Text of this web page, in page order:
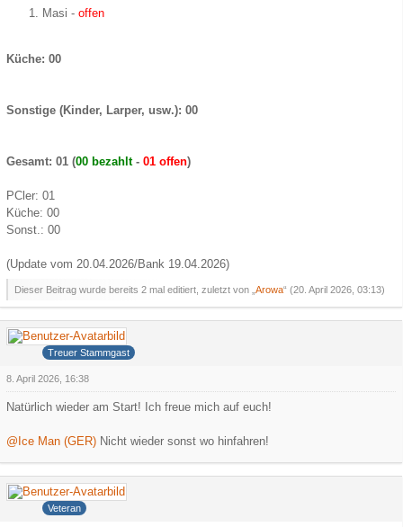
Masi - offen
Küche: 00
Sonstige (Kinder, Larper, usw.): 00
Gesamt: 01 (00 bezahlt- 01 offen)
PCler: 01
Küche: 00
Sonst.: 00
(Update vom 20.04.2026/Bank 19.04.2026)
Dieser Beitrag wurde bereits 2 mal editiert, zuletzt von „ Arowa“ (20. April 2026, 03:13)
Ollijolli
Treuer Stammgast
8. April 2026, 16:38
Natürlich wieder am Start! Ich freue mich auf euch!
@Ice Man (GER) Nicht wieder sonst wo hinfahren!
Iceman
Veteran